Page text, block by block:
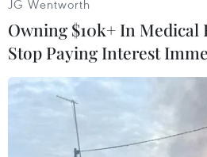
đạtđược tỷ lệ tăng trưởng
12,5% mỗi năm./.
JG Wentworth
Owning $10k+ In Medical
Stop Paying Interest